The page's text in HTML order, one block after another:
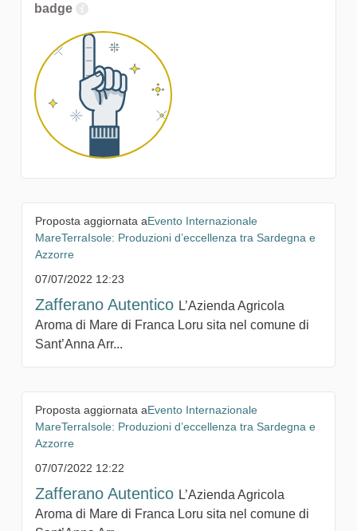
badge
Proposta aggiornata aEvento Internazionale
MareTerraIsole: Produzioni d’eccellenza tra Sardegna e
Azzorre
07/07/2022 12:23
Zafferano Autentico L’Azienda Agricola
Aroma di Mare di Franca Loru sita nel comune di
Sant’Anna Arr...
Proposta aggiornata aEvento Internazionale
MareTerraIsole: Produzioni d’eccellenza tra Sardegna e
Azzorre
07/07/2022 12:22
Zafferano Autentico L’Azienda Agricola
Aroma di Mare di Franca Loru sita nel comune di